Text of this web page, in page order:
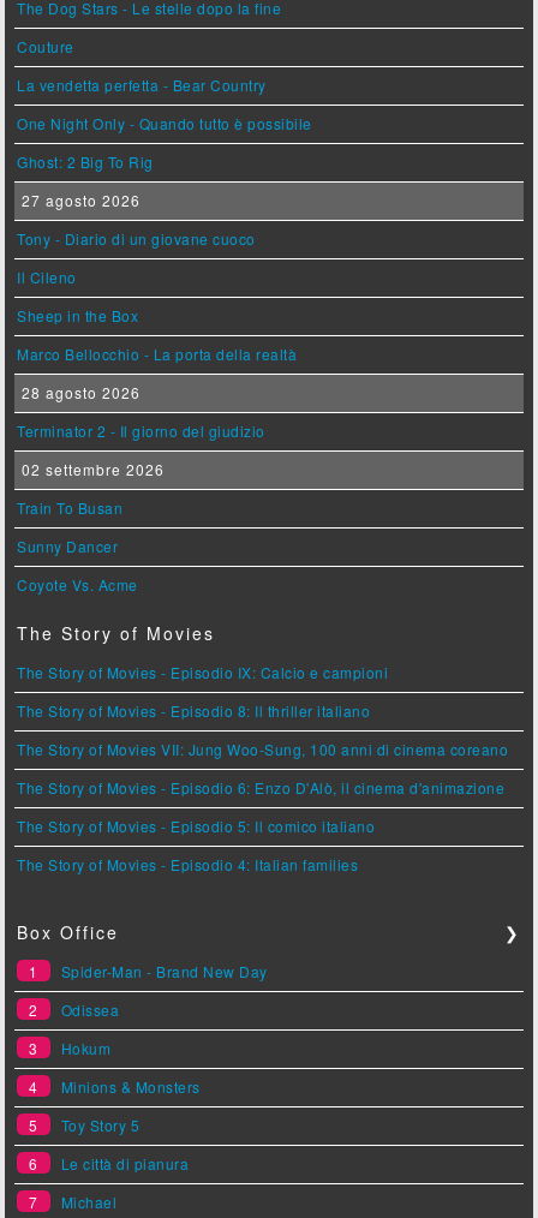
The Dog Stars - Le stelle dopo la fine
Couture
La vendetta perfetta - Bear Country
One Night Only - Quando tutto è possibile
Ghost: 2 Big To Rig
27 agosto 2026
Tony - Diario di un giovane cuoco
Il Cileno
Sheep in the Box
Marco Bellocchio - La porta della realtà
28 agosto 2026
Terminator 2 - Il giorno del giudizio
02 settembre 2026
Train To Busan
Sunny Dancer
Coyote Vs. Acme
The Story of Movies
The Story of Movies - Episodio IX: Calcio e campioni
The Story of Movies - Episodio 8: Il thriller italiano
The Story of Movies VII: Jung Woo-Sung, 100 anni di cinema coreano
The Story of Movies - Episodio 6: Enzo D'Alò, il cinema d'animazione
The Story of Movies - Episodio 5: Il comico italiano
The Story of Movies - Episodio 4: Italian families
Box Office ❯
1
Spider-Man - Brand New Day
2
Odissea
3
Hokum
4
Minions & Monsters
5
Toy Story 5
6
Le città di pianura
7
Michael